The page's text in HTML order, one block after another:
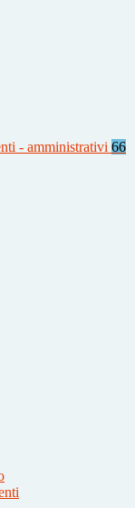
- amministrativi 66